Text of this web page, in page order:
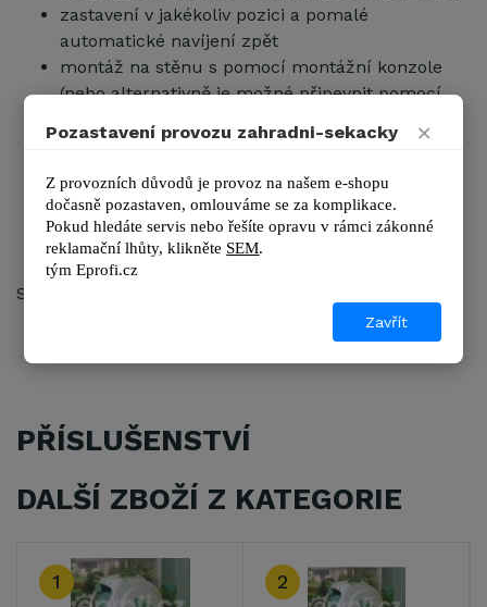
zastavení v jakékoliv pozici a pomalé
automatické navíjení zpět
montáž na stěnu s pomocí montážní konzole
(nebo alternativně je možné připevnit pomocí
až o 180 st. je otočný při montáži na stěnu
až o 360 st. je otočný při montáži na zemi
dodání ve smontovaném stavu
lehká a snadná ovladatelnost
odolná a zároveň velice pohodlná rukojeť
Součástí balení je postřikovací tryska.
PŘÍSLUŠENSTVÍ
DALŠÍ ZBOŽÍ Z KATEGORIE
1 2
Pozastavení provozu zahradni-sekacky ×
Z provozních důvodů je provoz na našem e-shopu
dočasně pozastaven, omlouváme se za komplikace.
Pokud hledáte servis nebo řešíte opravu v rámci zákonné
reklamační lhůty, klikněte SEM.
tým Eprofi.cz
Zavřít